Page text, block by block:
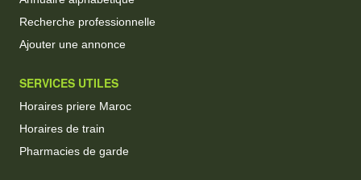
Recherche professionnelle
Ajouter une annonce
SERVICES UTILES
Horaires priere Maroc
Horaires de train
Pharmacies de garde